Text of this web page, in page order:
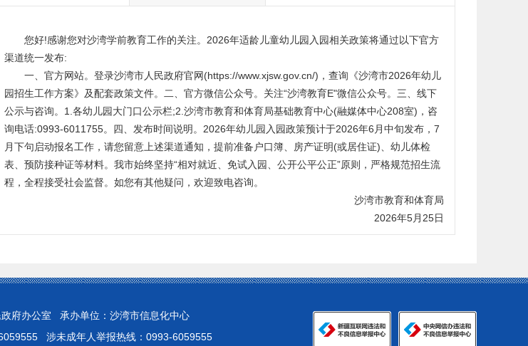
您好!感谢您对沙湾学前教育工作的关注。2026年适龄儿童幼儿园入园相关政策将通过以下官方
渠道统一发布:
一、官方网站。 登录沙湾市人民政府官网(https://www.xjsw.gov.cn/)，查询《沙湾市2026年幼儿
园招生工作方案》及配套政策文件。
二、官方微信公众号。 关注“沙湾教育E"微信公众号。 三、线下
公示与咨询。 1.各幼儿园大门口公示栏;2.沙湾市教育和体育局基础教育中心(融媒体中心208室)，咨
询电话:0993-6011755。 四、发布时间说明。 2026年幼儿园入园政策预计于2026年6月中旬发布，7
月下句启动报名工作，请您留意上述渠道通知，提前准备户口簿、房产证明(或居住证)、幼儿体检
表、预防接种证等材料。 我市始终坚持“相对就近、免试入园、公开公平公正”原则，严格规范招生流
程，全程接受社会监督。如您有其他疑问，欢迎致电咨询。
沙湾市教育和体育局
2026年5月25日
府办公室 承办单位：沙湾市信息化中心
涉未成年人举报热线：0993-6059555